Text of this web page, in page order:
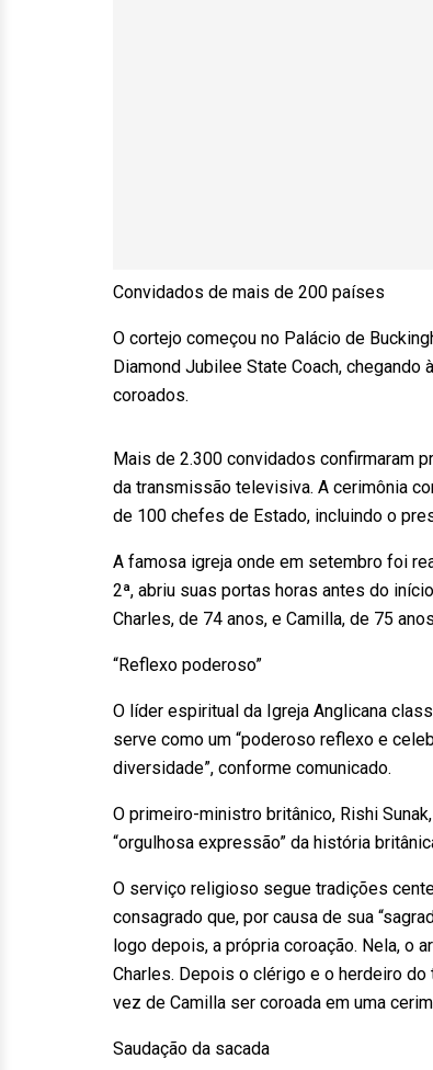
Convidados de mais de 200 países
O cortejo começou no Palácio de
Diamond Jubilee State Coach, chegando
coroados.
Mais de 2.300 convidados confirmaram
da transmissão televisiva. A cerimônia
de 100 chefes de Estado, incluindo o
A famosa igreja onde em setembro foi
2ª, abriu suas portas horas antes do
Charles, de 74 anos, e Camilla, de 75
“Reflexo poderoso”
O líder espiritual da Igreja Anglicana
serve como um “poderoso reflexo e
diversidade”, conforme comunicado.
O primeiro-ministro britânico, Rishi
“orgulhosa expressão” da história
O serviço religioso segue tradições
consagrado que, por causa de sua
logo depois, a própria coroação. Nela, o
Charles. Depois o clérigo e o herdeiro do
vez de Camilla ser coroada em uma
Saudação da sacada